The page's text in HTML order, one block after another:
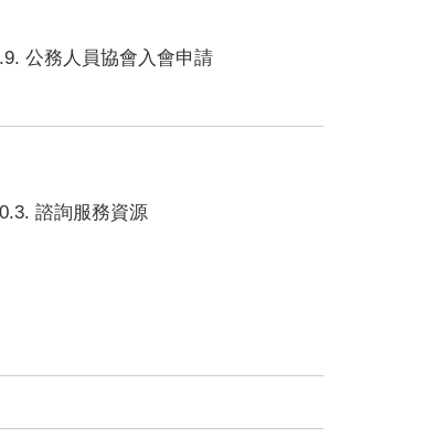
公務人員協會入會申請
諮詢服務資源